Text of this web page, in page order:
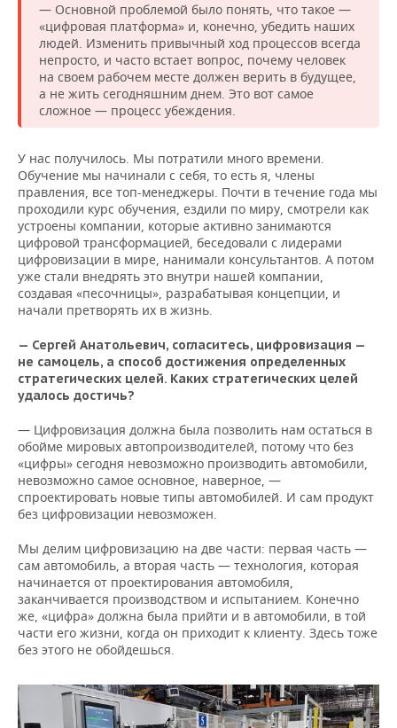
— Основной проблемой было понять, что такое —
«цифровая платформа» и, конечно, убедить наших
людей. Изменить привычный ход процессов всегда
непросто, и часто встает вопрос, почему человек
на своем рабочем месте должен верить в будущее,
а не жить сегодняшним днем. Это вот самое
сложное — процесс убеждения.
У нас получилось. Мы потратили много времени.
Обучение мы начинали с себя, то есть я, члены
правления, все топ-менеджеры. Почти в течение года мы
проходили курс обучения, ездили по миру, смотрели как
устроены компании, которые активно занимаются
цифровой трансформацией, беседовали с лидерами
цифровизации в мире, нанимали консультантов. А потом
уже стали внедрять это внутри нашей компании,
создавая «песочницы», разрабатывая концепции, и
начали претворять их в жизнь.
— Сергей Анатольевич, согласитесь, цифровизация —
не самоцель, а способ достижения определенных
стратегических целей. Каких стратегических целей
удалось достичь?
— Цифровизация должна была позволить нам остаться в
обойме мировых автопроизводителей, потому что без
«цифры» сегодня невозможно производить автомобили,
невозможно самое основное, наверное, —
спроектировать новые типы автомобилей. И сам продукт
без цифровизации невозможен.
Мы делим цифровизацию на две части: первая часть —
сам автомобиль, а вторая часть — технология, которая
начинается от проектирования автомобиля,
заканчивается производством и испытанием. Конечно
же, «цифра» должна была прийти и в автомобили, в той
части его жизни, когда он приходит к клиенту. Здесь тоже
без этого не обойдешься.